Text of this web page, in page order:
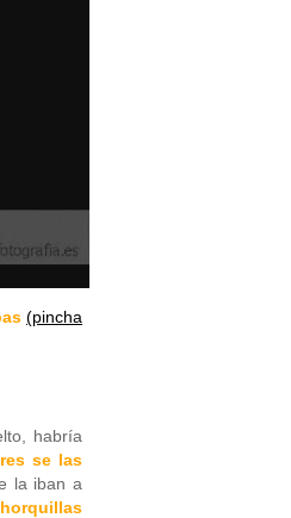
(pincha
habría
se las
la iban a